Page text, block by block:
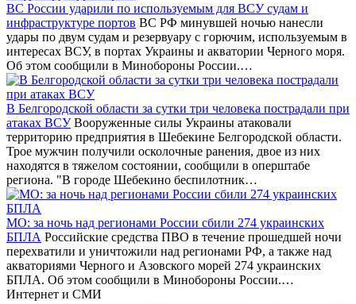
ВС России ударили по используемым для ВСУ судам и
инфраструктуре портов ВС РФ минувшей ночью нанесли
удары по двум судам и резервуару с горючим, используемым в
интересах ВСУ, в портах Украины и акватории Черного моря.
Об этом сообщили в Минобороны России.…
В Белгородской области за сутки три человека пострадали при
атаках ВСУВооруженные силы Украины атаковали
территорию предприятия в Шебекине Белгородской области.
Трое мужчин получили осколочные ранения, двое из них
находятся в тяжелом состоянии, сообщили в оперштабе
региона. "В городе Шебекино беспилотник…
МО: за ночь над регионами России сбили 274 украинских
БПЛА Российские средства ПВО в течение прошедшей ночи
перехватили и уничтожили над регионами РФ, а также над
акваториями Черного и Азовского морей 274 украинских
БПЛА. Об этом сообщили в Минобороны России.…
Интернет и СМИ